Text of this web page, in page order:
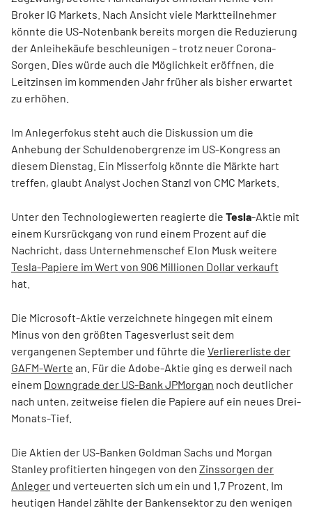
Broker IG Markets. Nach Ansicht viele Marktteilnehmer
könnte die US-Notenbank bereits morgen die Reduzierung
der Anleihekäufe beschleunigen – trotz neuer Corona-
Sorgen. Dies würde auch die Möglichkeit eröffnen, die
Leitzinsen im kommenden Jahr früher als bisher erwartet
zu erhöhen.
Im Anlegerfokus steht auch die Diskussion um die
Anhebung der Schuldenobergrenze im US-Kongress an
diesem Dienstag. Ein Misserfolg könnte die Märkte hart
treffen, glaubt Analyst Jochen Stanzl von CMC Markets.
Unter den Technologiewerten reagierte die Tesla-Aktie mit
einem Kursrückgang von rund einem Prozent auf die
Nachricht, dass Unternehmenschef Elon Musk weitere
Tesla-Papiere im Wert von 906 Millionen Dollar verkauft
hat.
Die Microsoft-Aktie verzeichnete hingegen mit einem
Minus von den größten Tagesverlust seit dem
vergangenen September und führte die Verliererliste der
GAFM-Werte an. Für die Adobe-Aktie ging es derweil nach
einem Downgrade der US-Bank JPMorgan noch deutlicher
nach unten, zeitweise fielen die Papiere auf ein neues Drei-
Monats-Tief.
Die Aktien der US-Banken Goldman Sachs und Morgan
Stanley profitierten hingegen von den Zinssorgen der
Anleger und verteuerten sich um ein und 1,7 Prozent. Im
heutigen Handel zählte der Bankensektor zu den wenigen